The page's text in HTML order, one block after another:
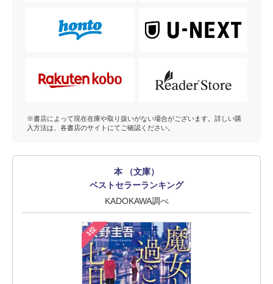
※書店によって現在在庫や取り扱いがない場合がございます。詳しい購
入方法は、各書店のサイトにてご確認ください。
本 （文庫）
ベストセラーランキング
KADOKAWA調べ
1位